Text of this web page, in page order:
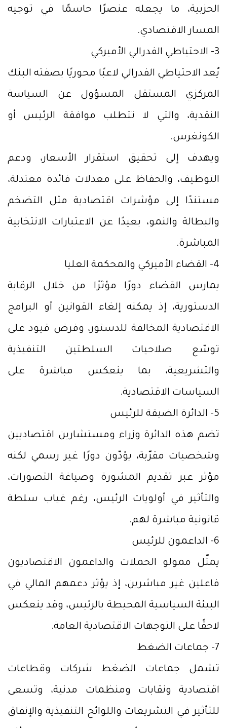
الحزبية، ما يجعله عنصرًا حاسمًا في توجيه
المسار الاقتصادي.
3- الاحتياطي الفدرالي الأميركي
يُعد الاحتياطي الفدرالي لاعبًا محوريًا بصفته البنك
المركزي المستقل المسؤول عن السياسة
النقدية، والتي لا تتطلب موافقة الرئيس أو
الكونغرس.
ويهدف إلى تحقيق استقرار الأسعار، ودعم
التوظيف، والحفاظ على معدلات فائدة معتدلة،
مستندًا إلى مؤشرات اقتصادية مثل التضخم
والبطالة والنمو، بعيدًا عن الاعتبارات الانتخابية
المباشرة.
4- القضاء الأميركي والمحكمة العليا
يمارس القضاء دورًا مؤثرًا من خلال الرقابة
الدستورية، إذ يمكنه إلغاء القوانين أو البرامج
الاقتصادية المخالفة للدستور، وفرض قيود على
توسّع صلاحيات السلطتين التنفيذية
والتشريعية، بما ينعكس مباشرة على
السياسات الاقتصادية.
5- الدائرة الضيقة للرئيس
تضم هذه الدائرة وزراء ومستشارين اقتصاديين
وشخصيات مقرّبة، يؤدّون دورًا غير رسمي لكنه
مؤثر عبر تقديم المشورة وصياغة التصورات،
والتأثير في أولويات الرئيس، رغم غياب سلطة
قانونية مباشرة لهم.
6- الداعمون للرئيس
يمثّل ممولو الحملات والداعمون الاقتصاديون
فاعلين غير مباشرين، إذ يؤثر دعمهم المالي في
البيئة السياسية المحيطة بالرئيس، وقد ينعكس
لاحقًا على التوجهات الاقتصادية العامة.
7- جماعات الضغط
تشمل جماعات الضغط شركات وقطاعات
اقتصادية ونقابات ومنظمات مدنية، وتسعى
للتأثير في التشريعات واللوائح التنفيذية والإنفاق